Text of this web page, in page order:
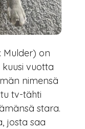
Mulder) on
vuotta
nimensä
tv-tähti
stara.
josta saa